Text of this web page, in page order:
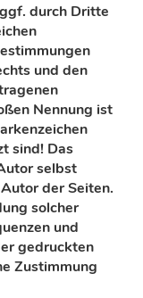
durch Dritte
und den
Nennung ist
sind! Das
selbst
der Seiten.
solcher
und
gedruckten
Zustimmung